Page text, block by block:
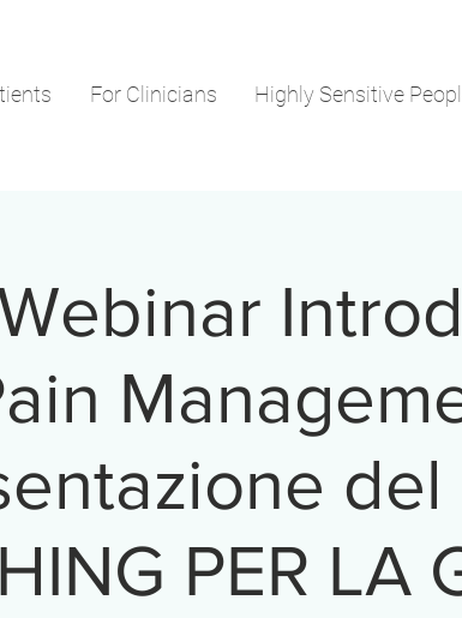
For Clinicians Highly Sensitive
Webinar
del
PER LA